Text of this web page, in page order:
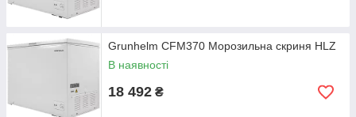
Grunhelm CFM370 Морозильна скриня HLZ
В наявності
18 492 ₴